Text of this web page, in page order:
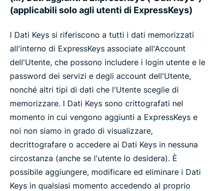
(applicabili solo agli utenti di ExpressKeys)
I Dati Keys si riferiscono a tutti i dati memorizzati
all'interno di ExpressKeys associate all'Account
dell'Utente, che possono includere i login utente e le
password dei servizi e degli account dell'Utente,
nonché altri tipi di dati che l'Utente sceglie di
memorizzare. I Dati Keys sono crittografati nel
momento in cui vengono aggiunti a ExpressKeys e
noi non siamo in grado di visualizzare,
decrittografare o accedere ai Dati Keys in nessuna
circostanza (anche se l'utente lo desidera). È
possibile aggiungere, modificare ed eliminare i Dati
Keys in qualsiasi momento accedendo al proprio